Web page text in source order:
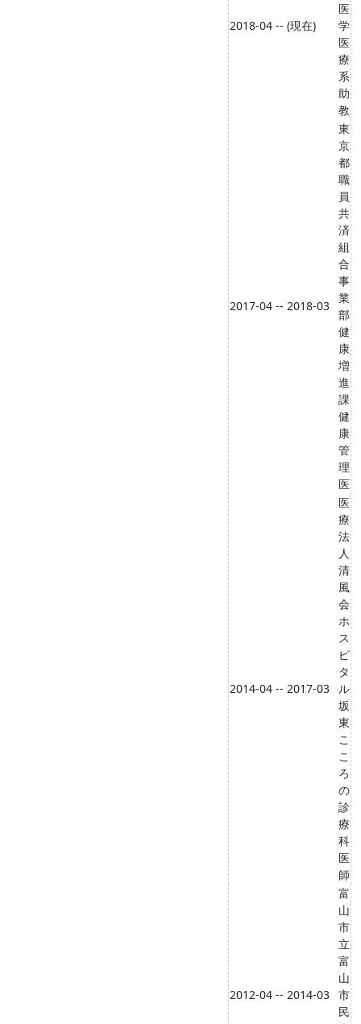
2018-04 -- (現在)
医
学
医
療
系
助
教
2017-04 -- 2018-03
東
京
都
職
員
共
済
組
合
事
業
部
健
康
増
進
課
健
康
管
理
医
2014-04 -- 2017-03
医
療
法
人
清
風
会
ホ
ス
ピ
タ
ル
坂
東
こ
こ
ろ
の
診
療
科
医
師
2012-04 -- 2014-03
富
山
市
立
富
山
市
民